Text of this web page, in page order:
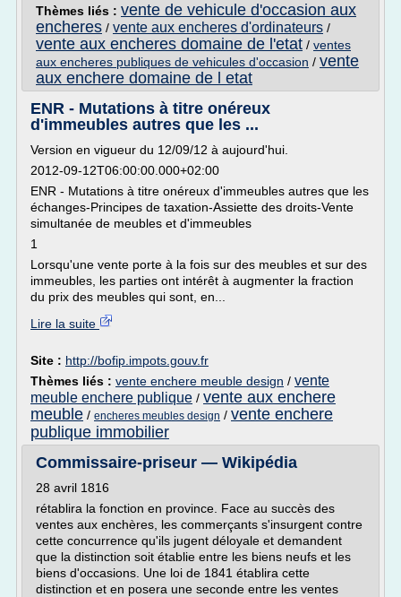
Thèmes liés : vente de vehicule d'occasion aux
encheres / vente aux encheres d'ordinateurs /
vente aux encheres domaine de l'etat / ventes
aux encheres publiques de vehicules d'occasion / vente
aux enchere domaine de l etat
ENR - Mutations à titre onéreux
d'immeubles autres que les ...
Version en vigueur du 12/09/12 à aujourd'hui.
2012-09-12T06:00:00.000+02:00
ENR - Mutations à titre onéreux d'immeubles autres que les
échanges-Principes de taxation-Assiette des droits-Vente
simultanée de meubles et d'immeubles
1
Lorsqu'une vente porte à la fois sur des meubles et sur des
immeubles, les parties ont intérêt à augmenter la fraction
du prix des meubles qui sont, en...
Lire la suite
Site : http://bofip.impots.gouv.fr
Thèmes liés : vente enchere meuble design / vente
meuble enchere publique / vente aux enchere
meuble / encheres meubles design / vente enchere
publique immobilier
Commissaire-priseur — Wikipédia
28 avril 1816
rétablira la fonction en province. Face au succès des
ventes aux enchères, les commerçants s'insurgent contre
cette concurrence qu'ils jugent déloyale et demandent
que la distinction soit établie entre les biens neufs et les
biens d'occasions. Une loi de 1841 établira cette
distinction et en posera une seconde entre les ventes